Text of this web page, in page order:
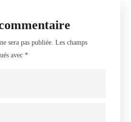
sera pas publiée. Les champs
avec *